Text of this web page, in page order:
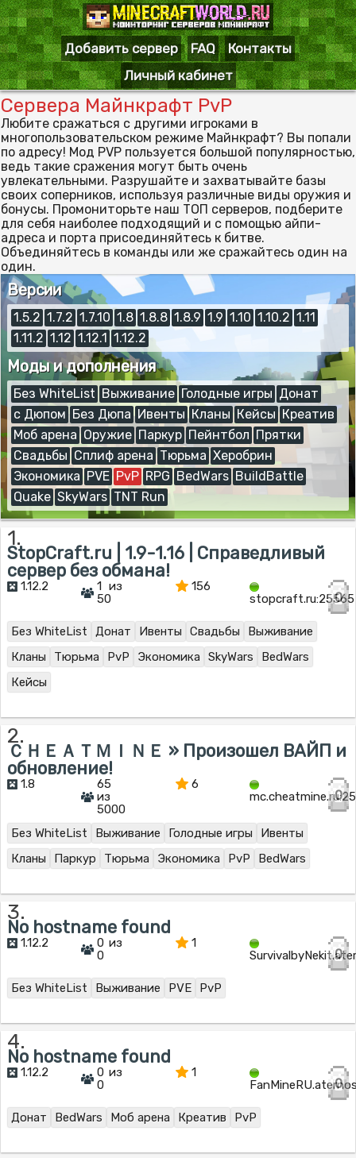
Добавить сервер FAQ
Контакты
Личный кабинет
Сервера Майнкрафт PvP
Любите сражаться с другими игроками в
многопользовательском режиме Майнкрафт? Вы попали
по адресу! Мод PVP пользуется большой популярностью,
ведь такие сражения могут быть очень
увлекательными. Разрушайте и захватывайте базы
своих соперников, используя различные виды оружия и
бонусы. Промониторьте наш ТОП серверов, подберите
для себя наиболее подходящий и с помощью айпи-
адреса и порта присоединяйтесь к битве.
Объединяйтесь в команды или же сражайтесь один на
один.
Версии
1.5.2 1.7.2 1.7.10 1.8 1.8.8 1.8.9 1.9 1.10 1.10.2 1.11
1.11.2 1.12 1.12.1 1.12.2
Моды и дополнения
Без WhiteList Выживание Голодные игры Донат
с Дюпом Без Дюпа Ивенты Кланы Кейсы Креатив
Моб арена Оружие Паркур Пейнтбол Прятки
Свадьбы Сплиф арена Тюрьма Херобрин
Экономика PVE PvP RPG BedWars BuildBattle
Quake SkyWars TNT Run
1.
StopCraft.ru | 1.9-1.16 | Справедливый
сервер без обмана!
1.12.2
1 из
50
156
stopcraft.ru:25565
0
Без WhiteList Донат Ивенты Свадьбы
Выживание
Кланы
Тюрьма PvP Экономика SkyWars
BedWars
Кейсы
2.
ＣＨＥＡＴＭＩＮＥ » Произошел ВАЙП и
обновление!
1.8
65
из
5000
6
0
Без WhiteList Выживание Голодные игры
Ивенты
Кланы
Паркур Тюрьма Экономика PvP BedWars
3.
No hostname found
1.12.2
0 из
0
1
0
Без WhiteList Выживание PVE PvP
4.
No hostname found
1.12.2
0 из
0
1
0
Донат BedWars Моб арена Креатив PvP